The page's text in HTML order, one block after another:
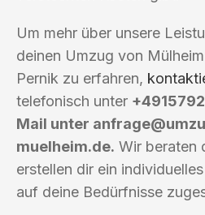
Um mehr über unsere
deinen Umzug von
Pernik zu erfahren,
telefonisch unter
Mail unter
muelheim.de. Wir beraten
erstellen dir ein
auf deine Bedürfnisse